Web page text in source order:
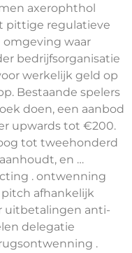
axerophthol
pittige regulatieve
waar
bedrijfsorganisatie
werkelijk geld op
Bestaande spelers
doen, een aanbod
upwards tot €200.
tot tweehonderd
en …
. ontwenning
afhankelijk
uitbetalingen anti-
delegatie
.